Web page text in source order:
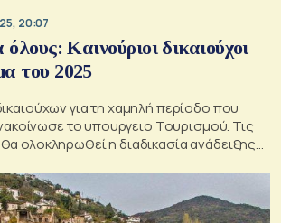
20:07
Καινούριοι δικαιούχοι
του 2025
για τη χαμηλή περίοδο που
το υπουργειο Τουρισμού. Τις
ολοκληρωθεί η διαδικασία ανάδειξης